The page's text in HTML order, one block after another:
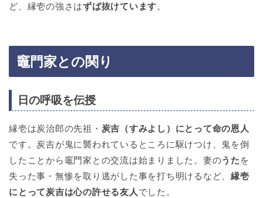
ど、縁壱の強さはずば抜けています。
竈門家との関り
日の呼吸を伝授
縁壱は炭治郎の先祖・ 炭吉（すみよし）にとって命の恩人
です。炭吉が鬼に襲われているところに駆けつけ、鬼を倒
したことから竈門家との交流は始まりました。妻のうた を
失った事・無惨を取り逃がした事を打ち明けるなど、縁壱
にとって炭吉は心の許せる友人でした。